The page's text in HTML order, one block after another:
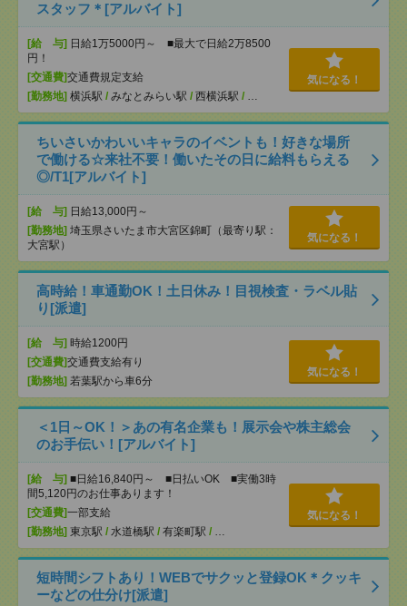
スタッフ＊[アルバイト]
[給 与] 日給1万5000円～ ■最大で日給2万8500
円！
[交通費]交通費規定支給
[勤務地] 横浜駅 / みなとみらい駅 / 西横浜駅 / …
気になる！
ちいさいかわいいキャラのイベントも！好きな場所
で働ける☆来社不要！働いたその日に給料もらえる
◎/T1[アルバイト]
[給 与] 日給13,000円～
[勤務地] 埼玉県さいたま市大宮区錦町（最寄り駅：
大宮駅）
気になる！
高時給！車通勤OK！土日休み！目視検査・ラベル貼
り[派遣]
[給 与] 時給1200円
[交通費]交通費支給有り
[勤務地] 若葉駅から車6分
気になる！
＜1日～OK！＞あの有名企業も！展示会や株主総会
のお手伝い！[アルバイト]
[給 与] ■日給16,840円～ ■日払いOK ■実働3時
間5,120円のお仕事あります！
[交通費]一部支給
[勤務地] 東京駅 / 水道橋駅 / 有楽町駅 / …
気になる！
短時間シフトあり！WEBでサクッと登録OK＊クッキ
ーなどの仕分け[派遣]